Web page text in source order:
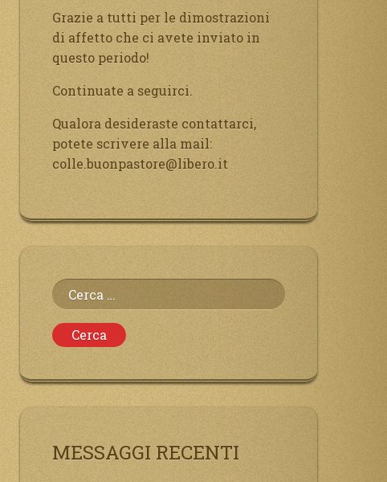
Grazie a tutti per le dimostrazioni
di affetto che ci avete inviato in
questo periodo!
Continuate a seguirci.
Qualora desideraste contattarci,
potete scrivere alla mail:
colle.buonpastore@libero.it
Ricerca
per:
MESSAGGI RECENTI